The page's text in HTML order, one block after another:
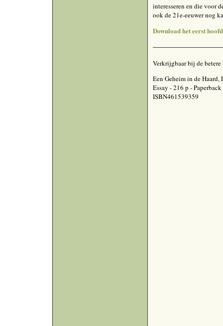
interesseren en die voor
ook de 21e-eeuwer nog
Download het eerst
Verkrijgbaar bij de
Een Geheim in de Haard,
Essay - 216 p -
ISBN461539359